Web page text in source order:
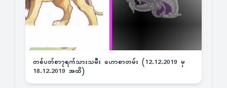
တစ်ပတ်စာ၇ရက်သားသမီး ဟောစာတမ်း (12.12.2019 မှ
18.12.2019 အထိ)